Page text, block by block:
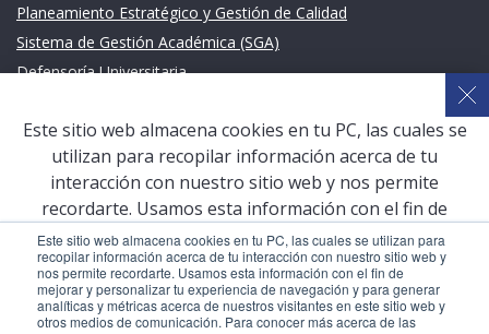
Este sitio web almacena cookies en tu PC, las cuales se utilizan para
recopilar información acerca de tu interacción con nuestro sitio web y
nos permite recordarte. Usamos esta información con el fin de
mejorar y personalizar tu experiencia de navegación y para generar
analíticas y métricas acerca de nuestros visitantes en este sitio web y
otros medios de comunicación. Para conocer más acerca de las
Planeamiento Estratégico y Gestión de Calidad
Sistema de Gestión Académica (SGA)
Defensoría Universitaria
San Pablo Mail
Aula Virtual Pregrado
Aula Virtual Postgrado
COPYRIGHT © 2026 Universidad Católica San Pablo – RUC:
20327998413
Este sitio web almacena cookies en tu PC, las cuales se
utilizan para recopilar información acerca de tu
interacción con nuestro sitio web y nos permite
recordarte. Usamos esta información con el fin de
mejorar y personalizar tu experiencia de navegación y
para generar analíticas y métricas acerca de nuestros
visitantes en este sitio web y otros medios de
comunicación. Para conocer más acerca de las cookies,